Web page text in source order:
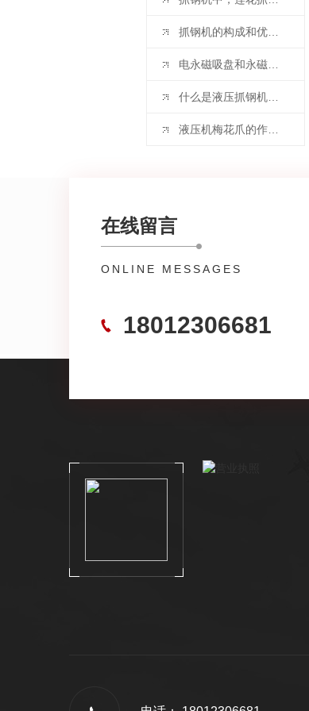
抓钢机的构成和优点是什么？富宝小编来告诉你
电永磁吸盘和永磁吸盘，电磁吸盘的区别？
什么是液压抓钢机？小编来告诉你
液压机梅花爪的作用是什么呢？
在线留言
ONLINE MESSAGES
18012306681